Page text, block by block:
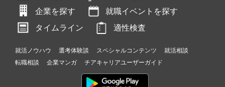
企業を探す
就職イベントを探す
タイムライン
適性検査
就活ノウハウ 選考体験談 スペシャルコンテンツ
就活相談
転職相談
企業マンガ チアキャリアユーザーガイド